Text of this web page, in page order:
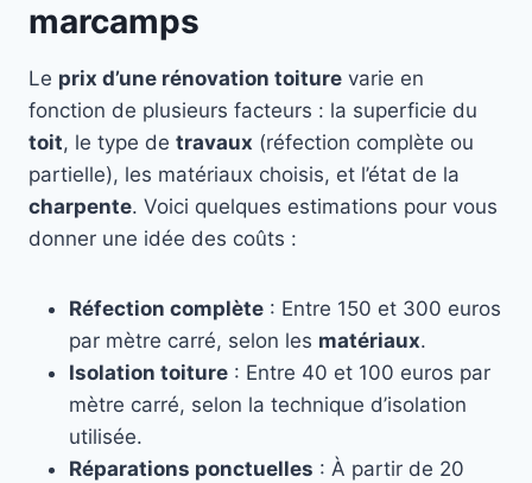
marcamps
Le prix d’une rénovation toiture varie en
fonction de plusieurs facteurs : la superficie du
toit, le type de travaux (réfection complète ou
partielle), les matériaux choisis, et l’état de la
charpente. Voici quelques estimations pour vous
donner une idée des coûts :
Réfection complète : Entre 150 et 300 euros
par mètre carré, selon les matériaux.
Isolation toiture : Entre 40 et 100 euros par
mètre carré, selon la technique d’isolation
utilisée.
Réparations ponctuelles : À partir de 20